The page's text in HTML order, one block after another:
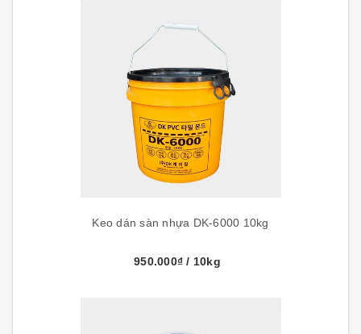
Keo dán sàn nhựa DK-6000 10kg
950.000₫/ 10kg